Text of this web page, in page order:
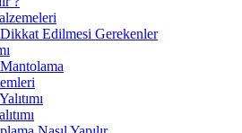
Edilmesi Gerekenler